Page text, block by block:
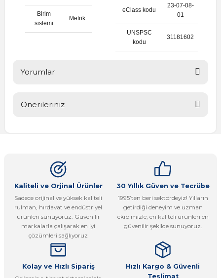
Birim
sistemi
Metrik
eClass kodu
23-07-08-
01
UNSPSC
kodu
31181602
Yorumlar
Önerileriniz
Görüş ve önerileriniz için teşekkür ederiz.
Ürün resmi kalitesiz, bozuk veya görüntülenemiyor.
Ürün açıklamasında eksik bilgiler bulunuyor.
Ürün bilgilerinde hatalar bulunuyor.
Ürün fiyatı diğer sitelerden daha pahalı.
Bu ürüne benzer farklı alternatifler olmalı.
Kaliteli ve Orjinal Ürünler
Sadece orijinal ve yüksek kaliteli
rulman, hırdavat ve endüstriyel
ürünleri sunuyoruz. Güvenilir
markalarla çalışarak en iyi
çözümleri sağlıyoruz
30 Yıllık Güven ve Tecrübe
1995’ten beri sektördeyiz! Yılların
getirdiği deneyim ve uzman
ekibimizle, en kaliteli ürünleri en
güvenilir şekilde sunuyoruz.
Kolay ve Hızlı Sipariş
Hızlı Kargo & Güvenli
Teslimat